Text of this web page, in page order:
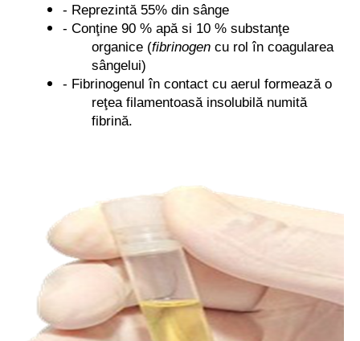
- Reprezintă55% din sânge
- Conţine 90 % apăsi 10 % substanţe
organice (fibrinogen cu rolîn coagularea
sângelui)
- Fibrinogenulîn contact cu aerul formeazăo
reţea filamentoasăinsolubilănumită
fibrină.